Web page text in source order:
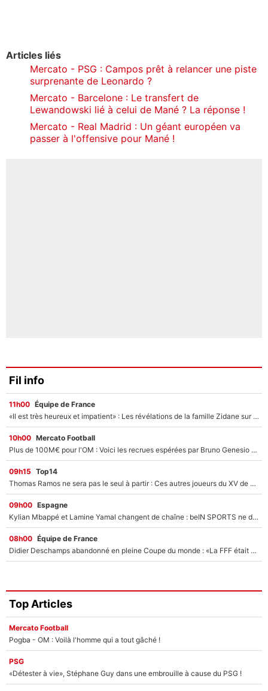
Articles liés
Mercato - PSG : Campos prêt à relancer une piste
surprenante de Leonardo ?
Mercato - Barcelone : Le transfert de
Lewandowski lié à celui de Mané ? La réponse !
Mercato - Real Madrid : Un géant européen va
passer à l'offensive pour Mané !
Fil info
11h00 Équipe de France
«Il est très heureux et impatient» : Les révélations de la famille Zidane sur sa prise de pouvoir en équipe de France !
10h00 Mercato Football
Plus de 100M€ pour l'OM : Voici les recrues espérées par Bruno Genesio et Grégory Lorenzi après l’opération dégraissage
09h15 Top14
Thomas Ramos ne sera pas le seul à partir : Ces autres joueurs du XV de France pourraient aussi quitter le Stade Toulousain, un club de Top 14 est déjà sur les rangs
09h00 Espagne
Kylian Mbappé et Lamine Yamal changent de chaîne : beIN SPORTS ne digère pas cette décision historique et prédit un fiasco pour la Liga
08h00 Équipe de France
Didier Deschamps abandonné en pleine Coupe du monde : «La FFF était déjà passée à Zinedine Zidane»
Top Articles
Mercato Football
Pogba - OM : Voilà l'homme qui a tout gâché !
PSG
«Détester à vie», Stéphane Guy dans une embrouille à cause du PSG !